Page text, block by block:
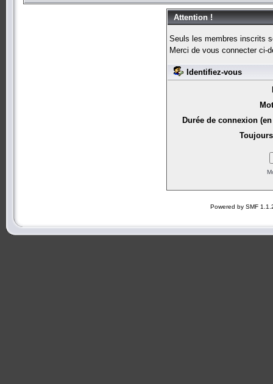
Attention !
Seuls les membres inscrits
Merci de vous connecter ci-
Identifiez-vous
Durée de connexion
Powered by SMF